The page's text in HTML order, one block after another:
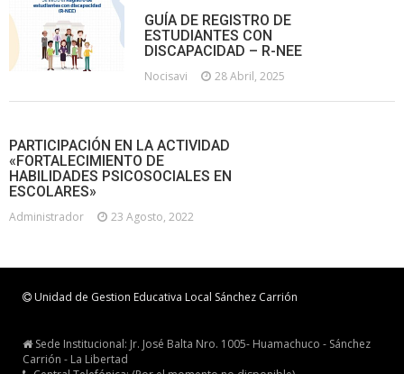
GUÍA DE REGISTRO DE
ESTUDIANTES CON
DISCAPACIDAD – R-NEE
Nocisavi 28 Abril, 2025
PARTICIPACIÓN EN LA ACTIVIDAD
«FORTALECIMIENTO DE
HABILIDADES PSICOSOCIALES EN
ESCOLARES»
Administrador 23 Agosto, 2022
Unidad de Gestion Educativa Local Sánchez Carrión
Sede Institucional: Jr. José Balta Nro. 1005- Huamachuco - Sánchez
Carrión - La Libertad